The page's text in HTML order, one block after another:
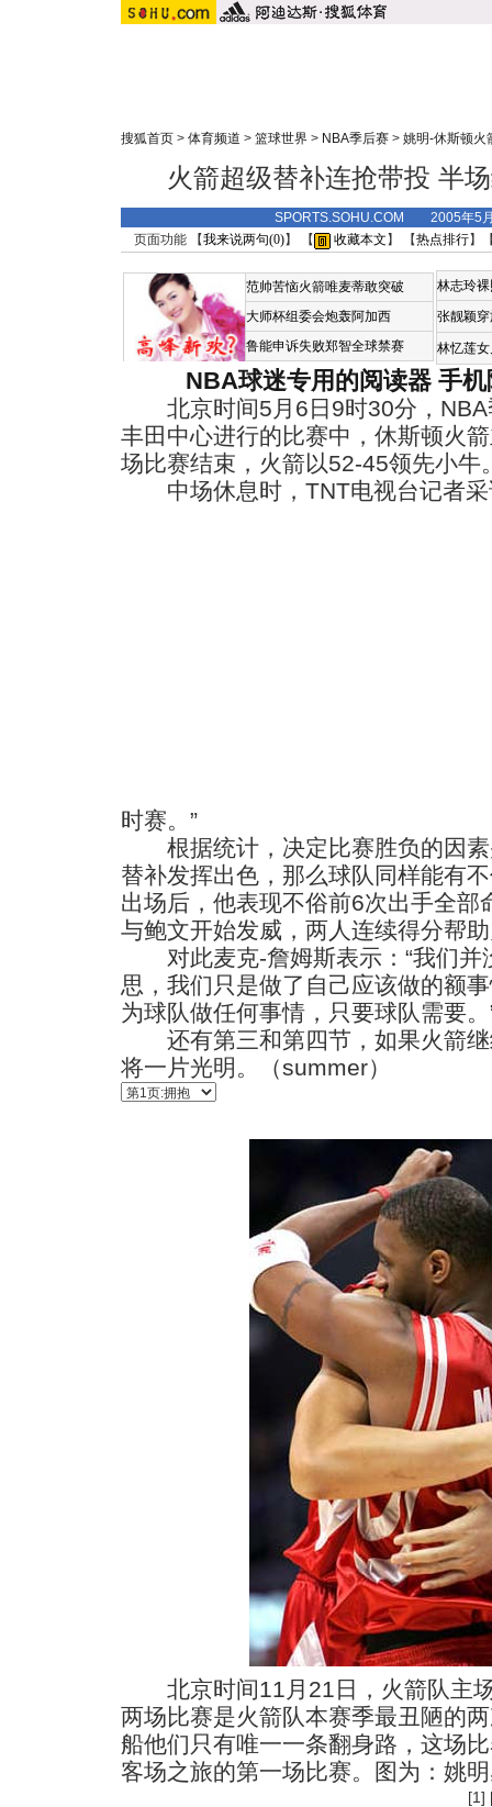
搜狐首页 > 体育频道 > 篮球世界 > NBA季后赛 > 姚明-休斯顿火
火箭超级替补连抢带投 半
SPORTS.SOHU.COM 2005年5
页面功能 【我来说两句(0)】 【 收藏本文 】 【热点排行】
范帅苦恼火箭唯麦蒂敢突破
大师杯组委会炮轰阿加西
鲁能申诉失败郑智全球禁赛
林志玲
张靓颖
林忆莲
NBA球迷专用的阅读器 手
北京时间5月6日9时30分，NBA
丰田中心进行的比赛中，休斯顿火
场比赛结束，火箭以52-45领先小牛
中场休息时，TNT电视台记者采
时赛。”
根据统计，决定比赛胜负的因素
替补发挥出色，那么球队同样能有
出场后，他表现不俗前6次出手全部
与鲍文开始发威，两人连续得分帮
对此麦克-詹姆斯表示：“我们并
思，我们只是做了自己应该做的额
为球队做任何事情，只要球队需要。
还有第三和第四节，如果火箭继
将一片光明。（summer）
北京时间11月21日，火箭队主场
两场比赛是火箭队本赛季最丑陋的
船他们只有唯一一条翻身路，这场
客场之旅的第一场比赛。图为：姚
[1]